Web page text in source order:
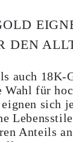
DEN
auch 18K-
Wahl für
sich
Anteils an